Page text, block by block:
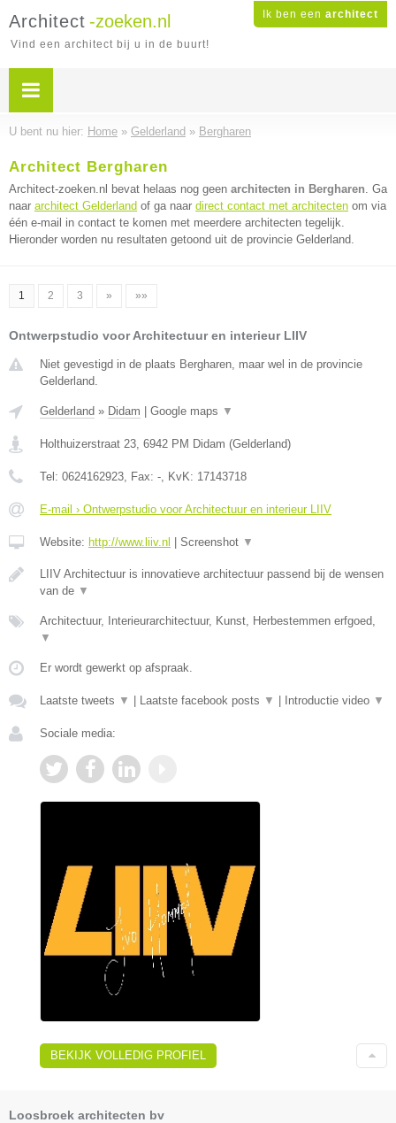
Ik ben een architect
Architect -zoeken.nl
Vind een architect bij u in de buurt!
U bent nu hier: Home » Gelderland » Bergharen
Architect Bergharen
Architect-zoeken.nl bevat helaas nog geen architecten in Bergharen. Ga
naar architect Gelderland of ga naar direct contact met architecten om via
één e-mail in contact te komen met meerdere architecten tegelijk.
Hieronder worden nu resultaten getoond uit de provincie Gelderland.
1 2 3 » »»
Ontwerpstudio voor Architectuur en interieur LIIV
Niet gevestigd in de plaats Bergharen, maar wel in de provincie
Gelderland.
Gelderland » Didam Google maps ▼
Holthuizerstraat 23, 6942 PM Didam (Gelderland)
Tel: 0624162923, Fax: -, KvK: 17143718
E-mail › Ontwerpstudio voor Architectuur en interieur LIIV
Website: http://www.liiv.nl Screenshot ▼
LIIV Architectuur is innovatieve architectuur passend bij de wensen
van de ▼
Architectuur, Interieurarchitectuur, Kunst, Herbestemmen erfgoed,
▼
Er wordt gewerkt op afspraak.
Laatste tweets ▼ Laatste facebook posts ▼ Introductie video ▼
Sociale media:
BEKIJK VOLLEDIG PROFIEL
Loosbroek architecten bv